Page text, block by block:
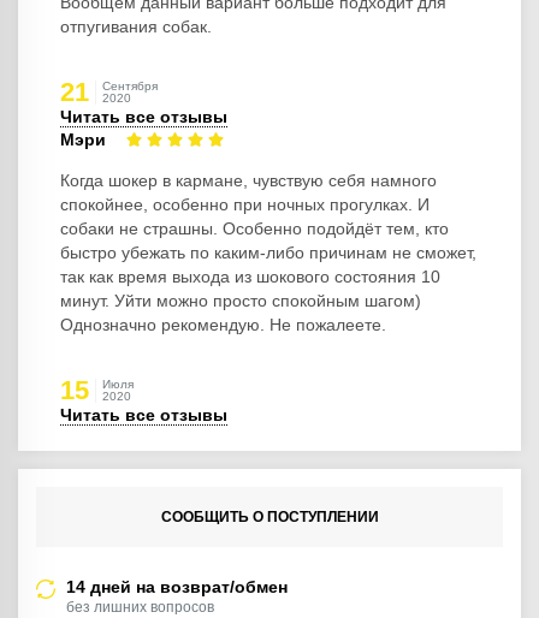
отпугивания собак.
21
Сентября
2020
Читать все отзывы
Мэри
Когда шокер в кармане, чувствую себя намного
спокойнее, особенно при ночных прогулках. И
собаки не страшны. Особенно подойдёт тем, кто
быстро убежать по каким-либо причинам не сможет,
так как время выхода из шокового состояния 10
минут. Уйти можно просто спокойным шагом)
Однозначно рекомендую. Не пожалеете.
15
Июля
2020
Читать все отзывы
СООБЩИТЬ О ПОСТУПЛЕНИИ
14 дней на возврат/обмен
без лишних вопросов